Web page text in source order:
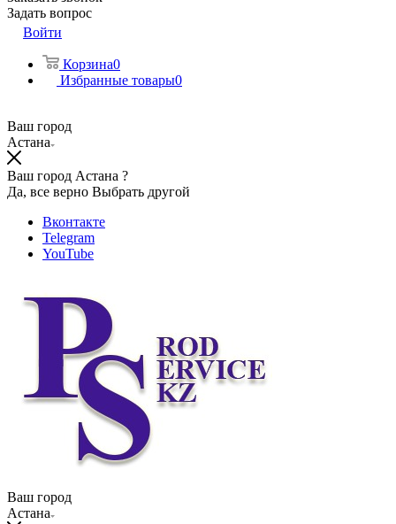
Задать вопрос
Войти
Корзина0
Избранные товары0
Ваш город
Астана
Ваш город Астана ?
Да, все верно Выбрать другой
Вконтакте
Telegram
YouTube
Ваш город
Астана